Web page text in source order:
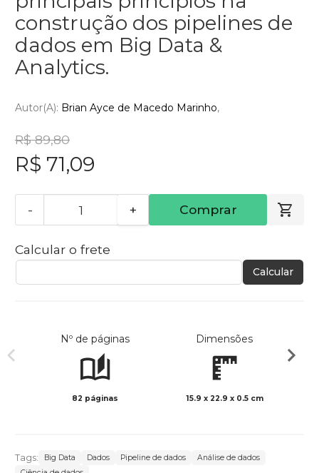
construção dos pipelines de
dados em Big Data &
Analytics.
Autor(a): Brian Ayce de Macedo Marinho
R$ 89,80
R$ 71,09
- + Comprar
Calcular o frete
Calcular
Nº de páginas
82 páginas
Dimensões
15.9 x 22.9 x 0.5 cm
Tags: Big Data Dados Pipeline de dados
Análise de dados